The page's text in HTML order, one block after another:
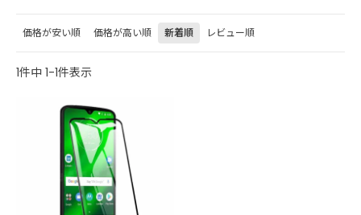
価格が安い順 価格が高い順 新着順 レビュー順
1件中 1-1件表示